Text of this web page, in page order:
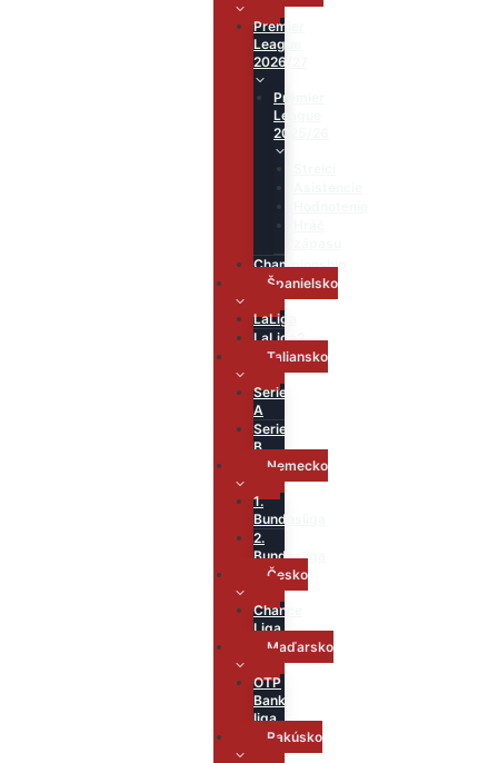
Premier
League
2026/27
Premier
League
2025/26
Championship
Španielsko
LaLiga
LaLiga2
Taliansko
Serie
A
Serie
B
Nemecko
1.
Bundesliga
2.
Bundesliga
Česko
Chance
Liga
Maďarsko
OTP
Bank
liga
Rakúsko